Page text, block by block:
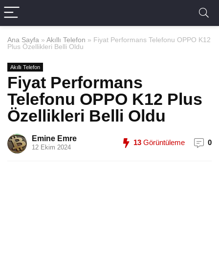
Ana Sayfa » Akıllı Telefon » Fiyat Performans Telefonu OPPO K12
Plus Özellikleri Belli Oldu
Akıllı Telefon
Fiyat Performans
Telefonu OPPO K12 Plus
Özellikleri Belli Oldu
Emine Emre
12 Ekim 2024
13 Görüntüleme 0